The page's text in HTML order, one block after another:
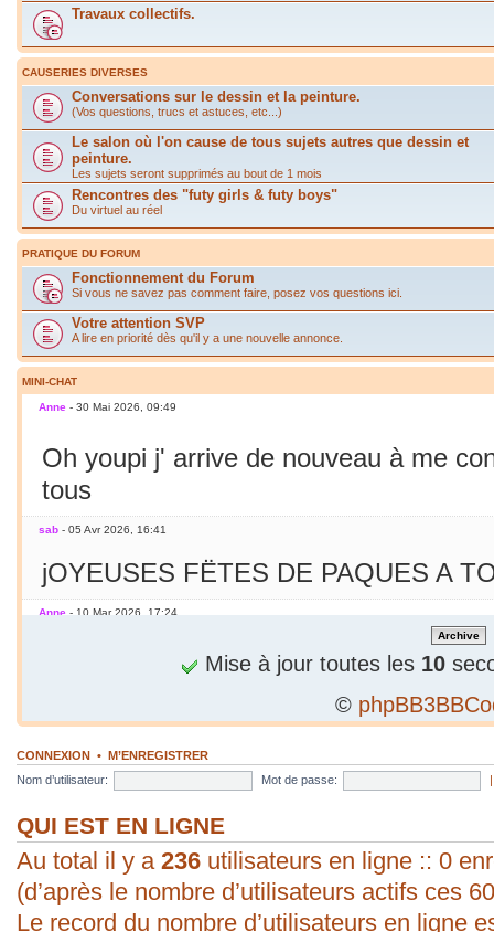
Travaux collectifs.
CAUSERIES DIVERSES
Conversations sur le dessin et la peinture.
(Vos questions, trucs et astuces, etc...)
Le salon où l'on cause de tous sujets autres que dessin et
peinture.
Les sujets seront supprimés au bout de 1 mois
Rencontres des "futy girls & futy boys"
Du virtuel au réel
PRATIQUE DU FORUM
Fonctionnement du Forum
Si vous ne savez pas comment faire, posez vos questions ici.
Votre attention SVP
A lire en priorité dès qu'il y a une nouvelle annonce.
MINI-CHAT
Anne - 30 Mai 2026, 09:49
Oh youpi j' arrive de nouveau à me
tous
sab - 05 Avr 2026, 16:41
jOYEUSES FËTES DE PAQUES A
Anne - 10 Mar 2026, 17:24
Jamais essayé avec le smarphone
C'est le printemps ! Soleil chaleur...
en mars seulement !
sab - 09 Mar 2026, 19:56
bonjour ! vous arrivez à poster une
évident pour moi. Vive les P.C. ;).
Mise à jour toutes les 10
©
CONNEXION • M’ENREGISTRER
Nom d’utilisateur:
Mot de passe:
QUI EST EN LIGNE
Au total il y a 236 utilisateurs en ligne :: 0
(d’après le nombre d’utilisateurs actifs ces
Le record du nombre d’utilisateurs en ligne